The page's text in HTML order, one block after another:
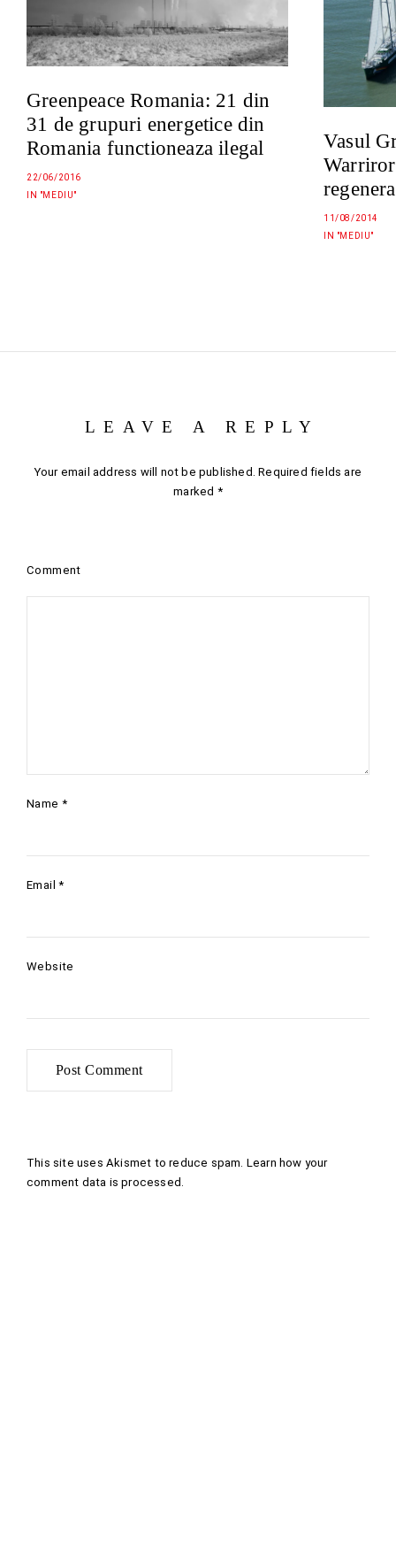
Greenpeace Romania: 21 din
31 de grupuri energetice din
Romania functioneaza ilegal
22/06/2016
IN "MEDIU"
Vasul
11/08/2014
IN "MEDIU"
LEAVE A REPLY
Your email address will not be published. Required fields are
marked *
Comment
Name *
Email*
Website
This site uses Akismet to reduce spam. Learn how your
comment data is processed .